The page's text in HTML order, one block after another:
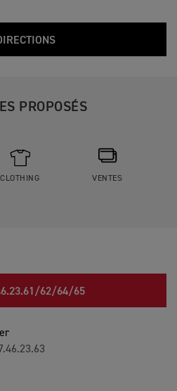
PROPOSÉS
CLOTHING VENTES
62/64/65